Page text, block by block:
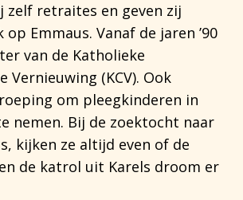
zelf retraites en geven zij
Emmaus. Vanaf de jaren ’90
van de Katholieke
Vernieuwing (KCV). Ook
om pleegkinderen in
nemen. Bij de zoektocht naar
kijken ze altijd even of de
de katrol uit Karels droom er